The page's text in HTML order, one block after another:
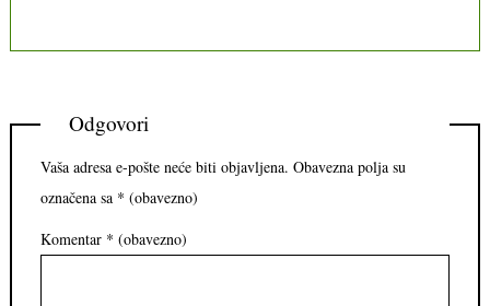
Odgovori
Vaša adresa e-pošte neće biti objavljena. Obavezna polja su
označena sa * (obavezno)
Komentar * (obavezno)